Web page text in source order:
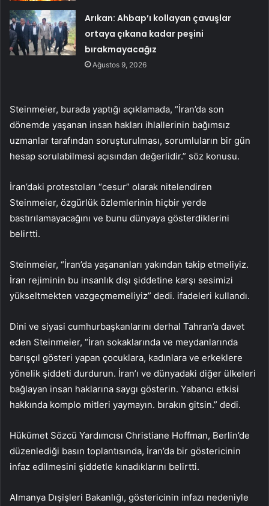
Arıkan: Ahbap’ı kollayan çavuşlar
ortaya çıkana kadar peşini
bırakmayacağız
Ağustos 9, 2026
Steinmeier, burada yaptığı açıklamada, “İran’da son
dönemde yaşanan insan hakları ihlallerinin bağımsız
uzmanlar tarafından soruşturulması, sorumluların bir gün
hesap sorulabilmesi açısından değerlidir.” söz konusu.
İran’daki protestoları “cesur” olarak nitelendiren
Steinmeier, özgürlük özlemlerinin hiçbir yerde
bastırılamayacağını ve bunu dünyaya gösterdiklerini
belirtti.
Steinmeier, “İran’da yaşananları yakından takip etmeliyiz.
İran rejiminin bu insanlık dışı şiddetine karşı sesimizi
yükseltmekten vazgeçmemeliyiz” dedi. ifadeleri kullandı.
Dini ve siyasi cumhurbaşkanlarını derhal Tahran’a davet
eden Steinmeier, “İran sokaklarında ve meydanlarında
barışçıl gösteri yapan çocuklara, kadınlara ve erkeklere
yönelik şiddeti durdurun. İran’ı ve dünyadaki diğer ülkeleri
bağlayan insan haklarına saygı gösterin. Yabancı etkisi
hakkında komplo mitleri yaymayın. bırakın gitsin.” dedi.
Hükümet Sözcü Yardımcısı Christiane Hoffman, Berlin’de
düzenlediği basın toplantısında, İran’da bir göstericinin
infaz edilmesini şiddetle kınadıklarını belirtti.
Almanya Dışişleri Bakanlığı, göstericinin infazı nedeniyle